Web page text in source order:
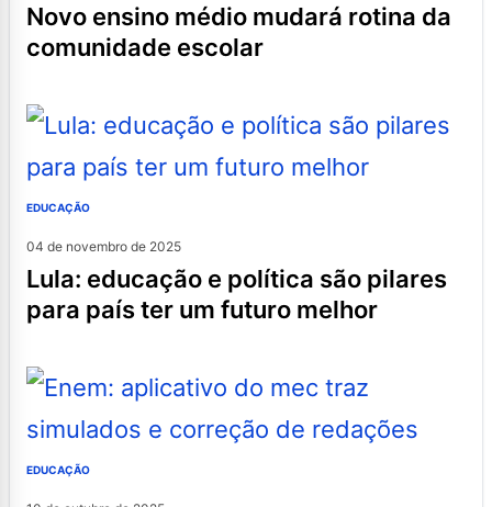
novo ensino médio mudará rotina da
comunidade escolar
EDUCAÇÃO
04 de novembro de 2025
lula: educação e política são pilares
para país ter um futuro melhor
EDUCAÇÃO